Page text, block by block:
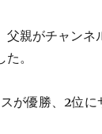
父親がチャンネ
。
が優勝、2位に